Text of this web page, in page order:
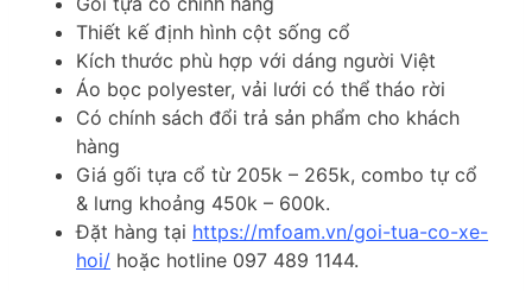
Thiết kế định hình cột sống cổ
Kích thước phù hợp với dáng người Việt
Áo bọc polyester, vải lưới có thể tháo rời
Có chính sách đổi trả sản phẩm cho khách
hàng
Giá gối tựa cổ từ 205k – 265k, combo tự cổ
& lưng khoảng 450k – 600k.
Đặt hàng tại https://mfoam.vn/goi-tua-co-xe-
hoi/ hoặc hotline 097 489 1144.